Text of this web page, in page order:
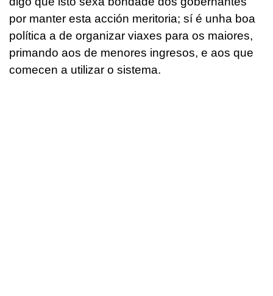
por manter esta acción meritoria; sí é unha boa
política a de organizar viaxes para os maiores,
primando aos de menores ingresos, e aos que
comecen a utilizar o sistema.